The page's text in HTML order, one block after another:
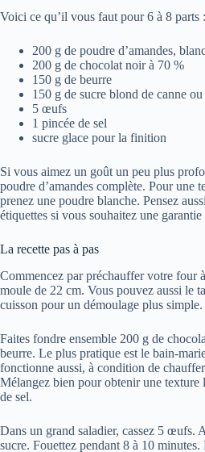
Voici ce qu’il vous faut pour 6 à 8 parts :
200 g de poudre d’amandes,
200 g de chocolat noir à 70 %
150 g de beurre
150 g de sucre blond de canne
5 œufs
1 pincée de sel
sucre glace pour la finition
Si vous aimez un goût un peu plus
poudre d’amandes complète. Pour une
prenez une poudre blanche. Pensez
étiquettes si vous souhaitez une garantie
La recette pas à pas
Commencez par préchauffer votre four
moule de 22 cm. Vous pouvez aussi le
cuisson pour un démoulage plus simple.
Faites fondre ensemble 200 g de
beurre. Le plus pratique est le bain-
fonctionne aussi, à condition de
Mélangez bien pour obtenir une texture
de sel.
Dans un grand saladier, cassez 5 œufs.
sucre. Fouettez pendant 8 à 10